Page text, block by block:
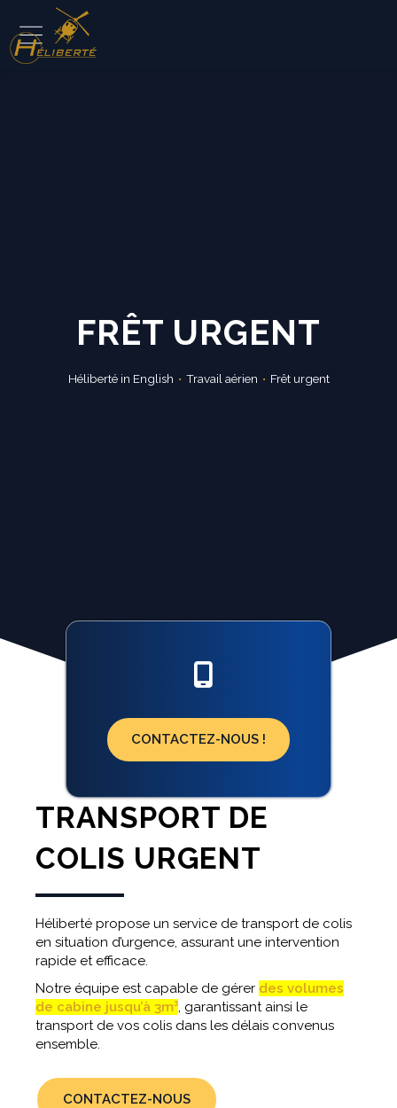
FRÊT URGENT
Héliberté in English Travail aérien Frêt urgent

CONTACTEZ-NOUS !
TRANSPORT DE
COLIS URGENT
Héliberté propose un service de transport de colis
en situation d’urgence, assurant une intervention
rapide et efficace.
Notre équipe est capable de gérer des volumes
de cabine jusqu’à 3m³, garantissant ainsi le
transport de vos colis dans les délais convenus
ensemble.
CONTACTEZ-NOUS